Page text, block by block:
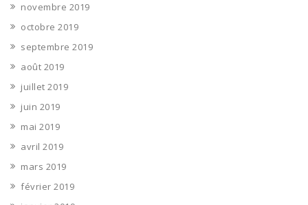
novembre 2019
octobre 2019
septembre 2019
août 2019
juillet 2019
juin 2019
mai 2019
avril 2019
mars 2019
février 2019